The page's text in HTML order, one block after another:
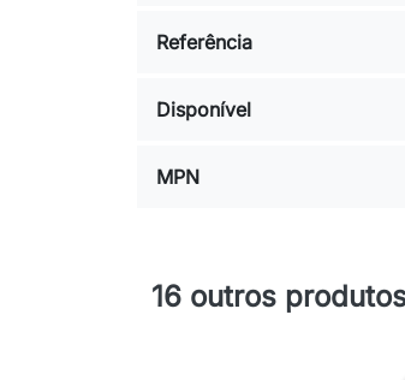
Referência
Disponível
MPN
16 outros